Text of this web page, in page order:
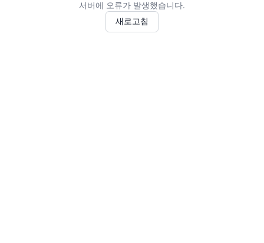
서버에 오류가 발생했습니다.
새로고침